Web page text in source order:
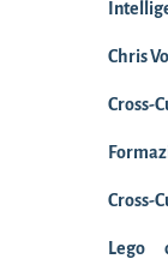
Chris
Cross-
Cross-
Lego